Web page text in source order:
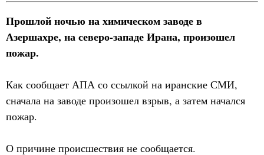
Прошлой ночью на химическом заводе в
Азершахре, на северо-западе Ирана, произошел
пожар.
Как сообщает АПА со ссылкой на иранские СМИ,
сначала на заводе произошел взрыв, а затем начался
пожар.
О причине происшествия не сообщается.